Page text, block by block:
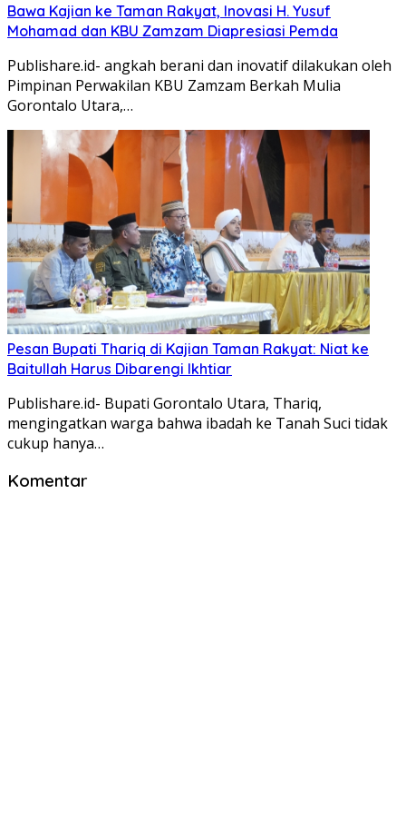
Bawa Kajian ke Taman Rakyat, Inovasi H. Yusuf
Mohamad dan KBU Zamzam Diapresiasi Pemda
Publishare.id- angkah berani dan inovatif dilakukan oleh
Pimpinan Perwakilan KBU Zamzam Berkah Mulia
Gorontalo Utara,…
Pesan Bupati Thariq di Kajian Taman Rakyat: Niat ke
Baitullah Harus Dibarengi Ikhtiar
Publishare.id- Bupati Gorontalo Utara, Thariq,
mengingatkan warga bahwa ibadah ke Tanah Suci tidak
cukup hanya…
Komentar